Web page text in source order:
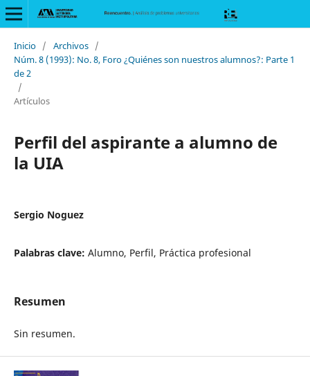
Inicio / Archivos /
Núm. 8 (1993): No. 8, Foro ¿Quiénes son nuestros alumnos?: Parte 1
de 2
/
Artículos
Perfil del aspirante a alumno de
la UIA
Sergio Noguez
Palabras clave: Alumno, Perfil, Práctica profesional
Resumen
Sin resumen.